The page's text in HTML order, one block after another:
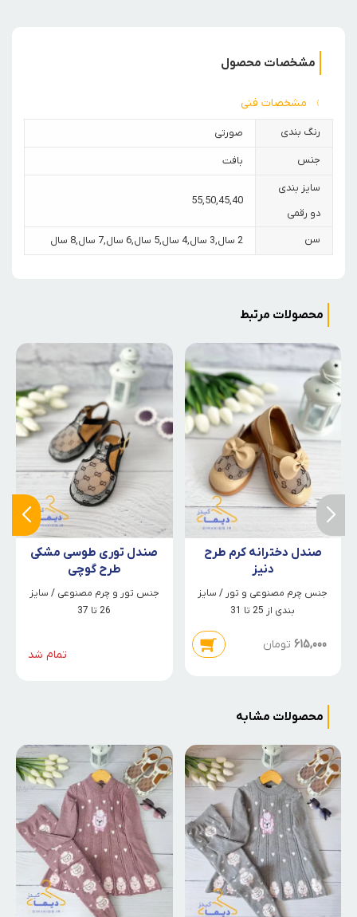
مشخصات محصول
مشخصات فنی
رنگ بندی صورتی
جنس بافت
سایز بندی
دو رقمی
40
,
45
,
50
,
55
سن 2 سال ,3 سال ,4 سال ,5 سال ,6 سال ,7 سال ,8 سال
محصولات مرتبط
صندل دخترانه کرم طرح
دنیز
جنس چرم مصنوعی و تور / سایز
بندی از 25 تا 31
615,000 تومان
صندل توری طوسی مشکی
طرح گوچی
جنس تور و چرم مصنوعی / سایز
26 تا 37
تمام شد
محصولات مشابه